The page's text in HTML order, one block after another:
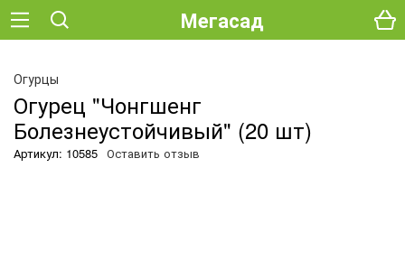
Мегасад
Огурцы
Огурец "Чонгшенг
Болезнеустойчивый" (20 шт)
Артикул: 10585 Оставить отзыв